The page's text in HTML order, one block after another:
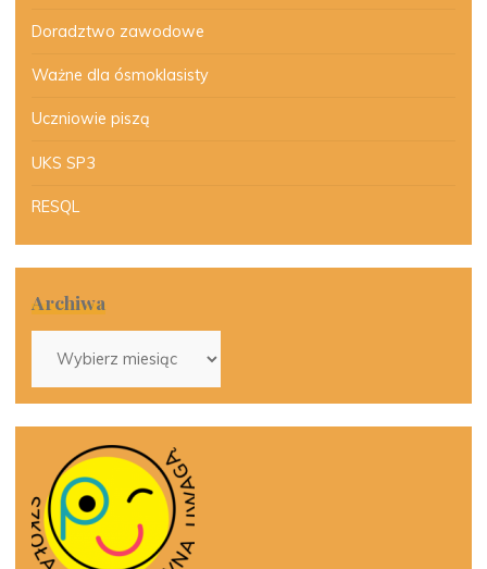
Doradztwo zawodowe
Ważne dla ósmoklasisty
Uczniowie piszą
UKS SP3
RESQL
Archiwa